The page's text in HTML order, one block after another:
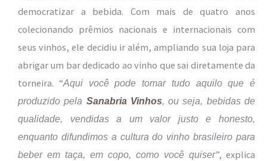
democratizar a bebida. Com mais de quatro anos
colecionando prêmios nacionais e internacionais com
seus vinhos, ele decidiu ir além, ampliando sua loja para
abrigar um bar dedicado ao vinho que sai diretamente da
torneira. “Aqui você pode tomar tudo aquilo que é
produzido pela Sanabria Vinhos, ou seja, bebidas de
qualidade, vendidas a um valor justo e honesto,
enquanto difundimos a cultura do vinho brasileiro para
beber em taça, em copo, como você quiser”, explica